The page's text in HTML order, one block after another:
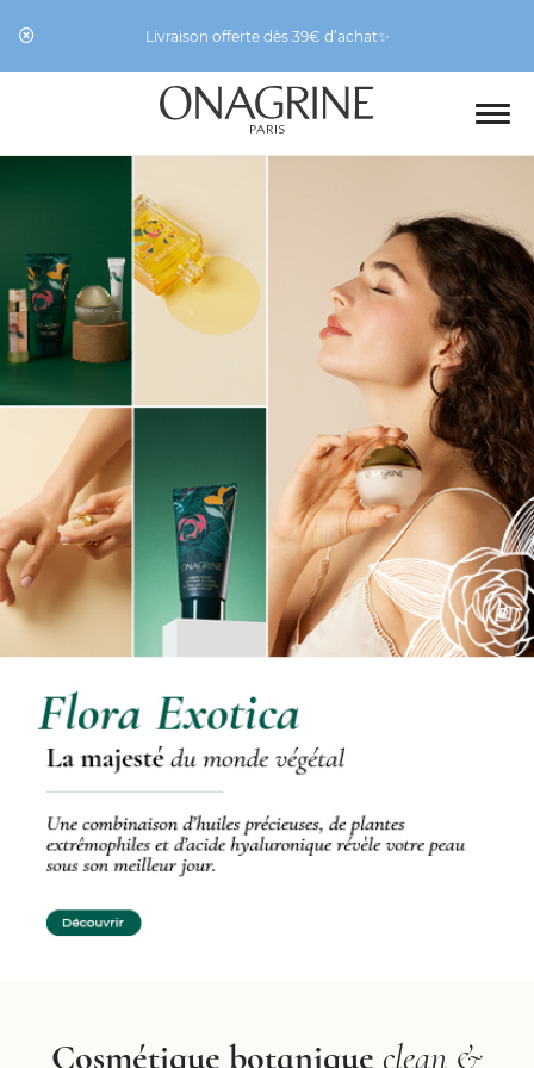
Livraison offerte dès 39€ d’achat✨
Cosmétique botanique clean &